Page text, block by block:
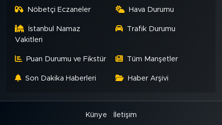
Nöbetçi Eczaneler Hava Durumu
İstanbul Namaz
Vakitleri
Trafik Durumu
Puan Durumu ve Fikstür Tüm Manşetler
Son Dakika Haberleri Haber Arşivi
Künye İletişim